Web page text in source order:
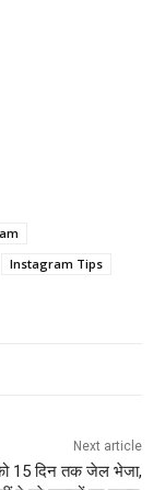
Instagram Tips
Next article
15 दिन तक जेल भेजा,